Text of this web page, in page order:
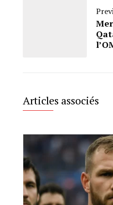
Articles associés